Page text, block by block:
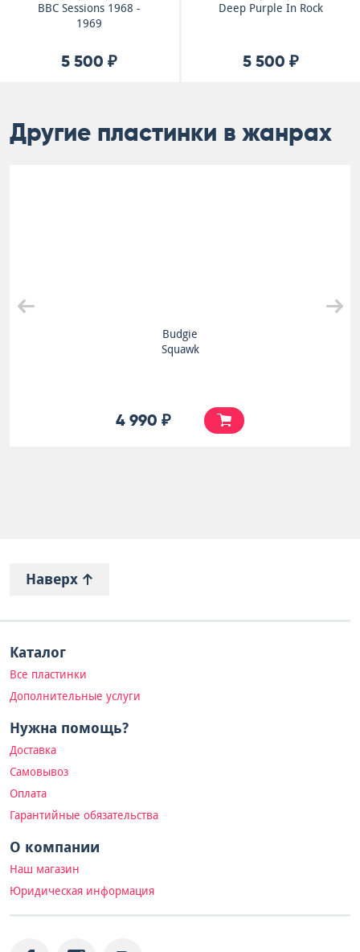
BBC Sessions 1968 -
1969
5 500 ₽
Deep Purple In Rock
5 500 ₽
Другие пластинки в жанрах
Budgie
Squawk
4 990 ₽
Наверх
Каталог
Все пластинки
Дополнительные услуги
Нужна помощь?
Доставка
Самовывоз
Оплата
Гарантийные обязательства
О компании
Наш магазин
Юридическая информация